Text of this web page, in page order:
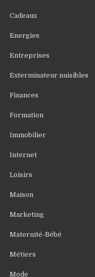
Cadeaux
Energies
Entreprises
Exterminateur nuisibles
Finances
Formation
Immobilier
Internet
Loisirs
Maison
Marketing
Maternité-Bébé
Métiers
Mode